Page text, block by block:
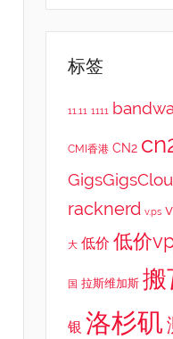
标签
11.11 1111
CMI香港 CN2
racknerd v.ps
大 低价 低价
国 拉斯维加斯 搬
银 洛杉矶